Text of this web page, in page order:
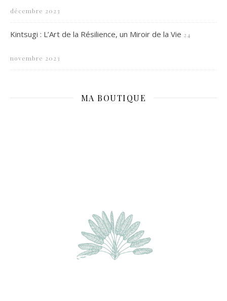
décembre 2023
Kintsugi : L’Art de la Résilience, un Miroir de la Vie 24
novembre 2023
MA BOUTIQUE